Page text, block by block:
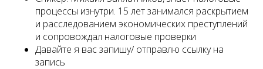
процессы изнутри. 15 лет занимался раскрытием
и расследованием экономических преступлений
и сопровождал налоговые проверки
Давайте я вас запишу/ отправлю ссылку на
запись